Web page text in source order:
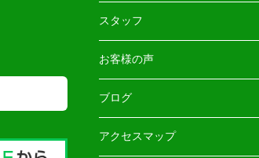
スタッフ
お客様の声
ブログ
アクセスマップ